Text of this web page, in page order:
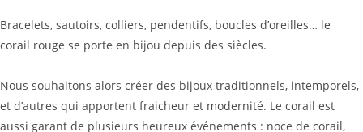
Bracelets, sautoirs, colliers, pendentifs, boucles d’oreilles… le
corail rouge se porte en bijou depuis des siècles.
Nous souhaitons alors créer des bijoux traditionnels, intemporels,
et d’autres qui apportent fraicheur et modernité. Le corail est
aussi garant de plusieurs heureux événements : noce de corail,